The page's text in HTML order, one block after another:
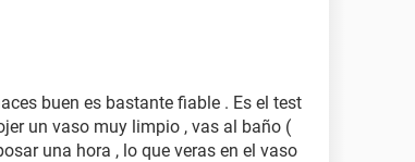
buen es bastante fiable . Es el test
un vaso muy limpio , vas al baño (
una hora , lo que veras en el vaso